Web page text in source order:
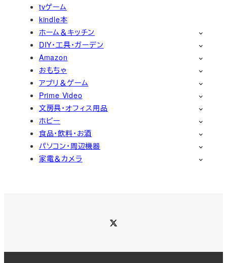
tvゲーム
kindle本
ホーム＆キッチン
DIY・工具・ガーデン
Amazon
おもちゃ
アプリ＆ゲーム
Prime Video
文房具・オフィス用品
ホビー
食品・飲料・お酒
パソコン・周辺機器
家電＆カメラ